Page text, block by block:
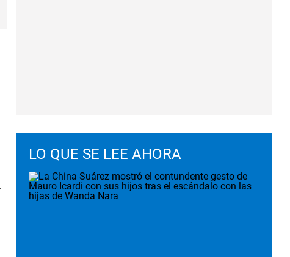
LO QUE SE LEE AHORA